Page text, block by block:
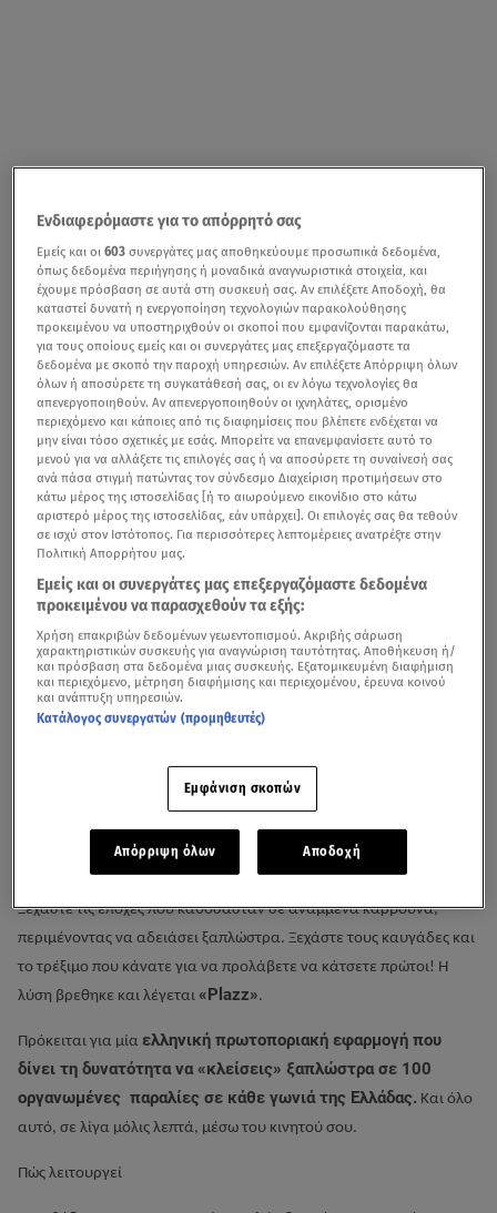
Ξεχάστε τις εποχές που καθόσασταν σε αναμμένα κάρβουνα,
περιμένοντας να αδειάσει ξαπλώστρα. Ξεχάστε τους καυγάδες και
το τρέξιμο που κάνατε για να προλάβετε να κάτσετε πρώτοι! Η
λύση βρεθηκε και λέγεται «Plazz».
Πρόκειται για μία ελληνική πρωτοποριακή εφαρμογή που
δίνει τη δυνατότητα να «κλείσεις» ξαπλώστρα σε 100
οργανωμένες παραλίες σε κάθε γωνιά της Ελλάδας. Και όλο
αυτό, σε λίγα μόλις λεπτά, μέσω του κινητού σου.
Πώς λειτουργεί
Ενδιαφερόμαστε για το απόρρητό σας
Εμείς και οι603 συνεργάτες μας αποθηκεύουμε προσωπικά δεδομένα,
όπως δεδομένα περιήγησης ή μοναδικά αναγνωριστικά στοιχεία, και
έχουμε πρόσβαση σε αυτά στη συσκευή σας. Αν επιλέξετε Αποδοχή, θα
καταστεί δυνατή η ενεργοποίηση τεχνολογιών παρακολούθησης
προκειμένου να υποστηριχθούν οι σκοποί που εμφανίζονται παρακάτω,
για τους οποίους εμείς και οι συνεργάτες μας επεξεργαζόμαστε τα
δεδομένα με σκοπό την παροχή υπηρεσιών. Αν επιλέξετε Απόρριψη όλων
όλων ή αποσύρετε τη συγκατάθεσή σας, οι εν λόγω τεχνολογίες θα
απενεργοποιηθούν. Αν απενεργοποιηθούν οι ιχνηλάτες, ορισμένο
περιεχόμενο και κάποιες από τις διαφημίσεις που βλέπετε ενδέχεται να
μην είναι τόσο σχετικές με εσάς. Μπορείτε να επανεμφανίσετε αυτό το
μενού για να αλλάξετε τις επιλογές σας ή να αποσύρετε τη συναίνεσή σας
ανά πάσα στιγμή πατώντας τον σύνδεσμο Διαχείριση προτιμήσεων στο
κάτω μέρος της ιστοσελίδας [ή το αιωρούμενο εικονίδιο στο κάτω
αριστερό μέρος της ιστοσελίδας, εάν υπάρχει]. Οι επιλογές σας θα τεθούν
σε ισχύ στον Ιστότοπος. Για περισσότερες λεπτομέρειες ανατρέξτε στην
Πολιτική Απορρήτου μας.
Εμείς και οι συνεργάτες μας επεξεργαζόμαστε δεδομένα
προκειμένου να παρασχεθούν τα εξής:
Χρήση επακριβών δεδομένων γεωεντοπισμού. Ακριβής σάρωση
χαρακτηριστικών συσκευής για αναγνώριση ταυτότητας. Αποθήκευση ή/
και πρόσβαση στα δεδομένα μιας συσκευής. Εξατομικευμένη διαφήμιση
και περιεχόμενο, μέτρηση διαφήμισης και περιεχομένου, έρευνα κοινού
και ανάπτυξη υπηρεσιών.
Κατάλογος συνεργατών (προμηθευτές)
Εμφάνιση σκοπών
Απόρριψη όλων Αποδοχή